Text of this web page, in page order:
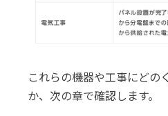
これらの機器や工事にどの
か、次の章で確認します。